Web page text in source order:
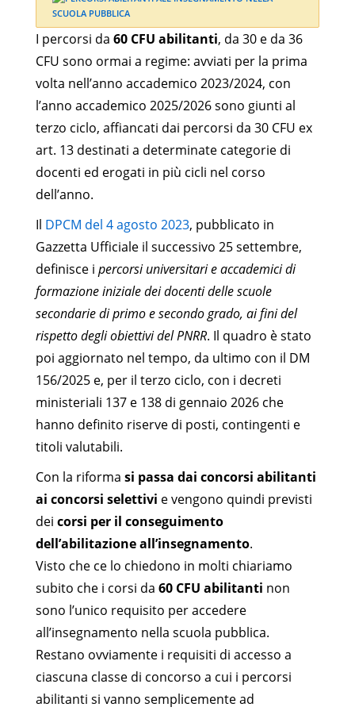
I percorsi da 60 CFU abilitanti, da 30 e da 36
CFU sono ormai a regime: avviati per la prima
volta nell’anno accademico 2023/2024, con
l’anno accademico 2025/2026 sono giunti al
terzo ciclo, affiancati dai percorsi da 30 CFU ex
art. 13 destinati a determinate categorie di
docenti ed erogati in più cicli nel corso
dell’anno.
Il DPCM del 4 agosto 2023, pubblicato in
Gazzetta Ufficiale il successivo 25 settembre,
definisce i percorsi universitari e accademici di
formazione iniziale dei docenti delle scuole
secondarie di primo e secondo grado, ai fini del
rispetto degli obiettivi del PNRR. Il quadro è stato
poi aggiornato nel tempo, da ultimo con il DM
156/2025 e, per il terzo ciclo, con i decreti
ministeriali 137 e 138 di gennaio 2026 che
hanno definito riserve di posti, contingenti e
titoli valutabili.
Con la riforma si passa dai concorsi abilitanti
ai concorsi selettivi e vengono quindi previsti
dei corsi per il conseguimento
dell’abilitazione all’insegnamento.
Visto che ce lo chiedono in molti chiariamo
subito che i corsi da 60 CFU abilitanti non
sono l’unico requisito per accedere
all’insegnamento nella scuola pubblica.
Restano ovviamente i requisiti di accesso a
ciascuna classe di concorso a cui i percorsi
abilitanti si vanno semplicemente ad